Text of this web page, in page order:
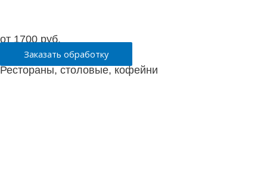
от 1700 руб.
Заказать обработку
Рестораны, столовые, кофейни